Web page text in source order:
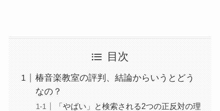
目次
椿音楽教室の評判、結論からいうとどう
なの？
「やばい」と検索される2つの正反対の理